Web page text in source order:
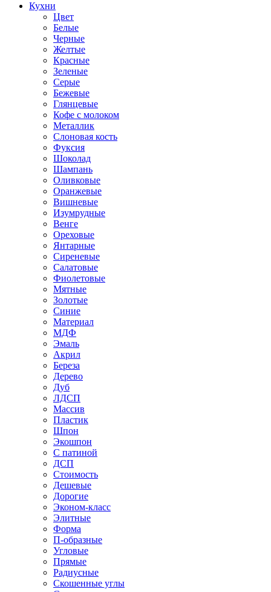
Кухни
Цвет
Белые
Черные
Желтые
Красные
Зеленые
Серые
Бежевые
Глянцевые
Кофе с молоком
Металлик
Слоновая кость
Фуксия
Шоколад
Шампань
Оливковые
Оранжевые
Вишневые
Изумрудные
Венге
Ореховые
Янтарные
Сиреневые
Салатовые
Фиолетовые
Мятные
Золотые
Синие
Материал
МДФ
Эмаль
Акрил
Береза
Дерево
Дуб
ЛДСП
Массив
Пластик
Шпон
Экошпон
С патиной
ДСП
Стоимость
Дешевые
Дорогие
Эконом-класс
Элитные
Форма
П-образные
Угловые
Прямые
Радиусные
Скошенные углы